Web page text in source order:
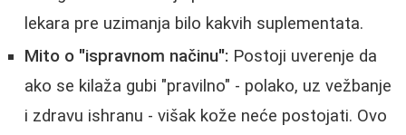
lekara pre uzimanja bilo kakvih suplementata.
Mito o "ispravnom načinu": Postoji uverenje da
ako se kilaža gubi "pravilno" - polako, uz vežbanje
i zdravu ishranu - višak kože neće postojati. Ovo